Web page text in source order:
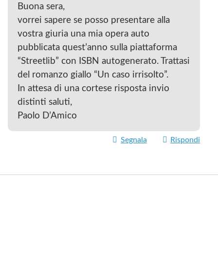
Buona sera,
vorrei sapere se posso presentare alla
vostra giuria una mia opera auto
pubblicata quest’anno sulla piattaforma
“Streetlib” con ISBN autogenerato. Trattasi
del romanzo giallo “Un caso irrisolto”.
In attesa di una cortese risposta invio
distinti saluti,
Paolo D’Amico
Segnala Rispondi